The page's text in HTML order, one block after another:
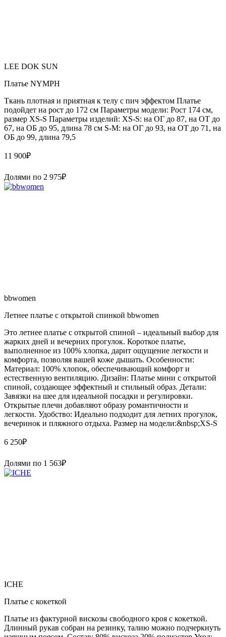
LEE DOK SUN
Платье NYMPH
Ткань плотная и приятная к телу с пич эффектом Платье
подойдет на рост до 172 см Параметры модели: Рост 174 см,
размер XS-S Параметры изделий: XS-S: на ОГ до 87, на ОТ до
67, на ОБ до 95, длина 78 см S-M: на ОГ до 93, на ОТ до 71, на
ОБ до 99, длина 79,5
11 900₽
Долями по 2 975₽
bbwomen
Летнее платье с открытой спинкой bbwomen
Это летнее платье с открытой спиной – идеальный выбор для
жарких дней и вечерних прогулок. Короткое платье,
выполненное из 100% хлопка, дарит ощущение легкости и
комфорта, позволяя вашей коже дышать. Особенности:
Материал: 100% хлопок, обеспечивающий комфорт и
естественную вентиляцию. Дизайн: Платье мини с открытой
спиной, создающее эффектный и стильный образ. Детали:
Завязки на шее для идеальной посадки и регулировки.
Открытые плечи добавляют образу романтичности и
легкости. Удобство: Идеально подходит для летних прогулок,
вечеринок и пляжного отдыха. Размер на модели:&nbsp;XS-S
6 250₽
Долями по 1 563₽
ICHE
Платье с кокеткой
Платье из фактурной вискозы свободного кроя с кокеткой.
Длинный рукав собран на резинку, талию можно подчеркнуть